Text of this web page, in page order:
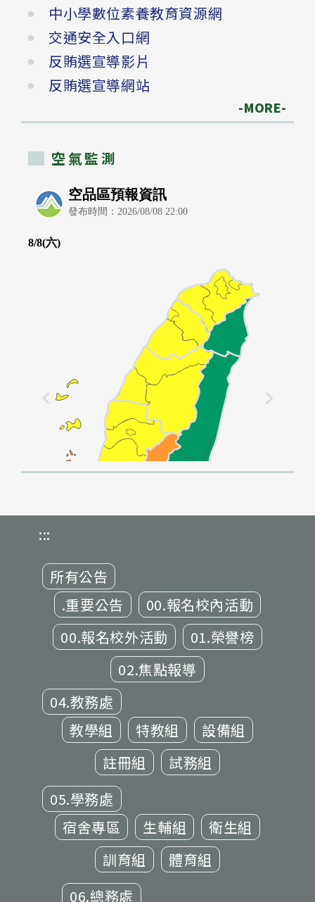
中小學數位素養教育資源網
交通安全入口網
反賄選宣導影片
反賄選宣導網站
-MORE-
空氣監測
:::
所有公告
.重要公告
00.報名校內活動
00.報名校外活動
01.榮譽榜
02.焦點報導
04.教務處
教學組
特教組
設備組
註冊組
試務組
05.學務處
宿舍專區
生輔組
衛生組
訓育組
體育組
06.總務處